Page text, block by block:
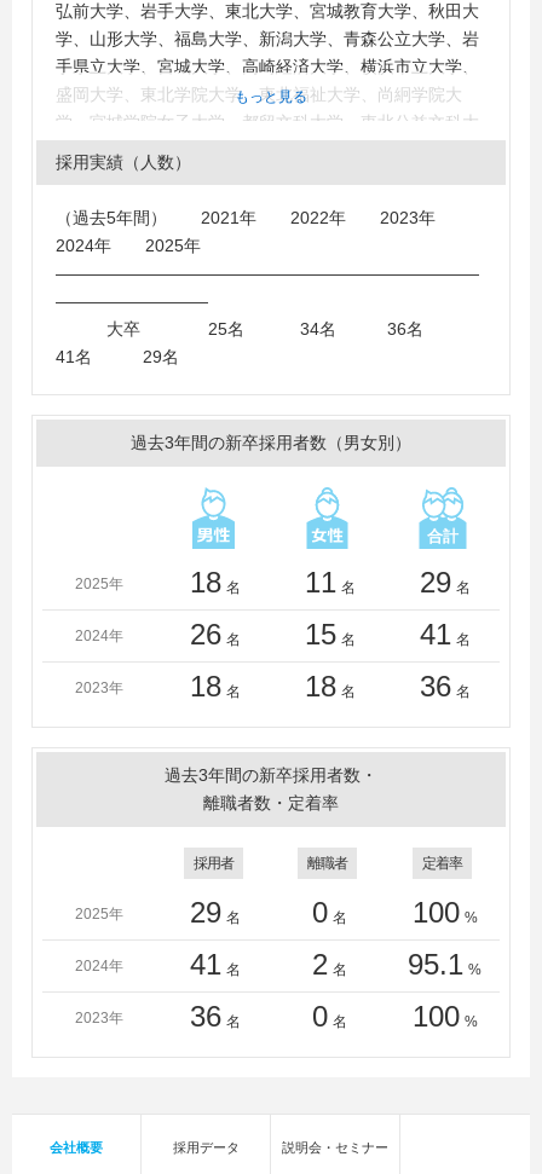
弘前大学、岩手大学、東北大学、宮城教育大学、秋田大
学、山形大学、福島大学、新潟大学、青森公立大学、岩
手県立大学、宮城大学、高崎経済大学、横浜市立大学、
盛岡大学、東北学院大学、東北福祉大学、尚絅学院大
学、宮城学院女子大学、都留文科大学、東北公益文科大
学、東京理科大学、日本大学、法政大学、立教大学、大
東文化大学、神奈川大学、京都産業大学、白鴎大学、関
西学院大学、静岡産業大学、ノースアジア大学、桜美林
大学、流通経済大学（千葉）、獨協大学、仙台白百合女
もっと見る
採用実績（人数）
（過去5年間） 2021年 2022年 2023年
2024年 2025年
―――――――――――――――――――――――――
―――――――――
大卒 25名 34名 36名
41名 29名
過去3年間の新卒採用者数（男女別）
2025年 18 名 11 名 29 名
2024年 26 名 15 名 41 名
2023年 18 名 18 名 36 名
過去3年間の新卒採用者数・
離職者数・定着率
採用者 離職者 定着率
2025年 29 名 0 名 100 %
2024年 41 名 2 名 95.1 %
2023年 36 名 0 名 100 %
会社概要 採用データ 説明会・セミナー